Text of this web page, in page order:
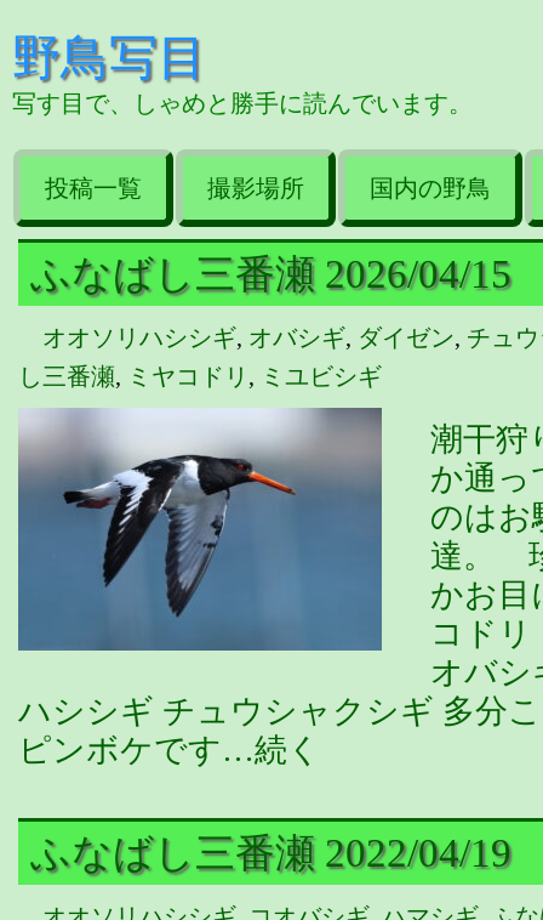
野鳥写目
写す目で、しゃめと勝手に読んでいます。
投稿一覧 撮影場所 国内の野鳥
ふなばし三番瀬 2026/04/15
オオソリハシシギ, オバシギ, ダイゼン, チュ
し三番瀬, ミヤコドリ , ミユビシギ
潮干狩
か通
のはお
達。
かお目
コド
オバシ
ハシシギ チュウシャクシギ 多分
ピンボケです…続く
ふなばし三番瀬 2022/04/19